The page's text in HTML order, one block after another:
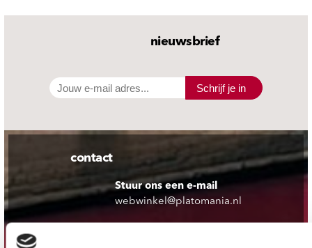
nieuwsbrief
Schrijf je in
contact
Stuur ons een e-mail
webwinkel@platomania.nl